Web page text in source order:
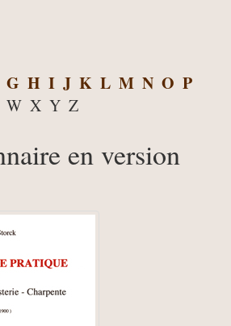
G H I J K L M N O P
W X Y Z
en version